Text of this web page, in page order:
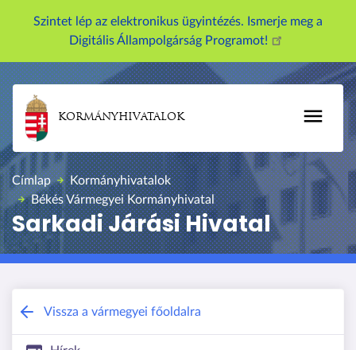
Szintet lép az elektronikus ügyintézés. Ismerje meg a
Digitális Állampolgárság Programot!
KORMÁNYHIVATALOK
Címlap
Kormányhivatalok
Békés Vármegyei Kormányhivatal
Sarkadi Járási Hivatal
Vissza a vármegyei főoldalra